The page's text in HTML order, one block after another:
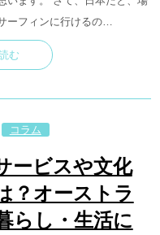
ーフィンに行けるの…
む
コラム
ービスや文化
？オーストラ
らし・生活に